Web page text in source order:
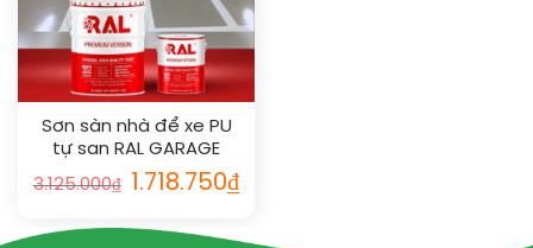
Sơn sàn nhà để xe PU
tự san RAL GARAGE
SHIELD SL 1000
3.125.000₫ 1.718.750₫